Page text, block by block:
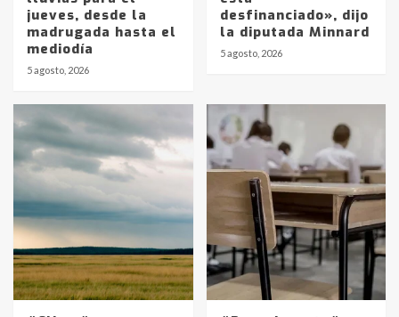
jueves, desde la
madrugada hasta el
mediodía
5 agosto, 2026
desfinanciado», dijo
la diputada Minnard
5 agosto, 2026
pampeanos que fueron
protagonistas del fatal accidente
en la mañana del lunes
4
Accidente en Ruta 5: falleció un
joven de Trenque Lauquen
Los precios de los combustibles en